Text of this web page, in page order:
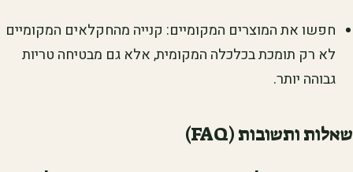
חפשו את המוצרים המקומיים: קנייה מהחקלאים המקומיים
לא רק תומכת בכלכלה המקומית, אלא גם מבטיחה טריות
גבוהה יותר.
שאלות ותשובות (FAQ)